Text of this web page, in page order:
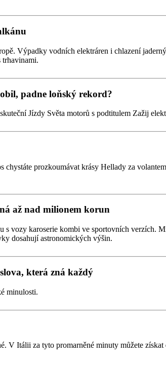
Výpadky vodních elektráren i chlazení
trhavinami.
padne loňský rekord?
Jízdy Světa motorů s podtitulem Zažij
prozkoumávat krásy Hellady za
až nad milionem korun
vozy karoserie kombi ve sportovních verzích.
dosahují astronomických výšin.
která zná každý
minulosti.
V Itálii za tyto promarněné minuty můžete